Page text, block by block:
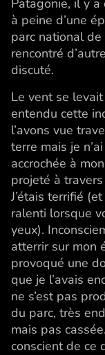
Patagonie, il y
à peine d’une
parc national
rencontré
discuté.
Le vent se
entendu cette
l’avons vue
terre mais je
accrochée à
projeté à
J’étais terrifié
ralenti lorsque
yeux).
atterrir sur mon
provoqué une
que je l’avais
ne s’est pas
du parc, très
mais pas
conscient de ce